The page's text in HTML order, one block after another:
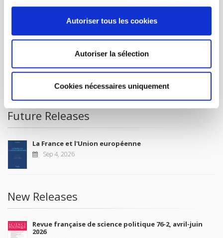
Autoriser tous les cookies
Autoriser la sélection
Cookies nécessaires uniquement
FOREIGN RIGHTS
CONDITIONS OF SALE
Future Releases
La France et l'Union européenne
Sep 4, 2026
New Releases
Revue française de science politique 76-2, avril-juin
2026